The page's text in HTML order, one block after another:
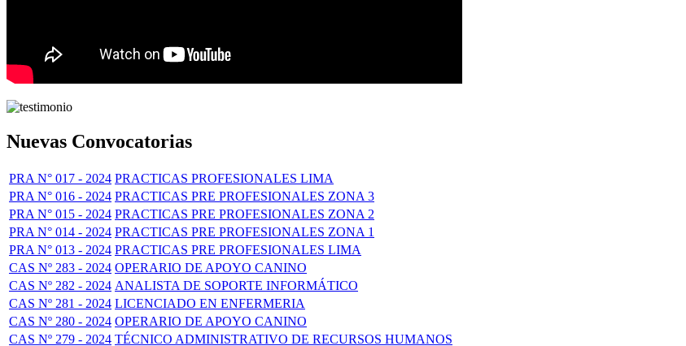
Nuevas Convocatorias
PRA N° 017 - 2024 PRACTICAS PROFESIONALES LIMA
PRA N° 016 - 2024 PRACTICAS PRE PROFESIONALES ZONA 3
PRA N° 015 - 2024 PRACTICAS PRE PROFESIONALES ZONA 2
PRA N° 014 - 2024 PRACTICAS PRE PROFESIONALES ZONA 1
PRA N° 013 - 2024 PRACTICAS PRE PROFESIONALES LIMA
CAS Nº 283 - 2024 OPERARIO DE APOYO CANINO
CAS Nº 282 - 2024 ANALISTA DE SOPORTE INFORMÁTICO
CAS Nº 281 - 2024 LICENCIADO EN ENFERMERIA
CAS Nº 280 - 2024 OPERARIO DE APOYO CANINO
CAS Nº 279 - 2024 TÉCNICO ADMINISTRATIVO DE RECURSOS HUMANOS